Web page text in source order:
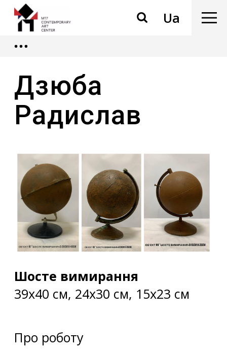
Ua
Дзюба
Радислав
Шосте вимирання
39х40 см, 24х30 см, 15х23 см
Про роботу